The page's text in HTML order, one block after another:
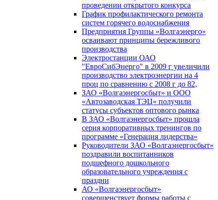
проведении открытого конкурса
График профилактического ремонта
систем горячего водоснабжения
Предприятия Группы «Волгаэнерго»
осваивают принципы бережливого
производства
Электростанции ОАО
"ЕвроСибЭнерго" в 2009 г увеличили
производство электроэнергии на 4
проц по сравнению с 2008 г до 82,
ЗАО «Волгаэнергосбыт» и ООО
«Автозаводская ТЭЦ» получили
статусы субъектов оптового рынка
В ЗАО «Волгаэнергосбыт» прошла
серия корпоративных тренингов по
программе «Генерация лидерства»
Руководители ЗАО «Волгаэнергосбыт»
поздравили воспитанников
подшефного дошкольного
образовательного учреждения с
праздни
АО «Волгаэнергосбыт»
совершенствует формы работы с